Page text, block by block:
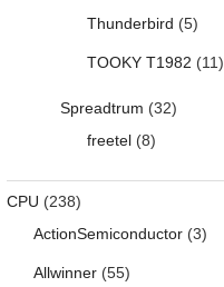
Thunderbird (5)
TOOKY T1982 (11)
Spreadtrum (32)
freetel(8)
CPU (238)
ActionSemiconductor(3)
Allwinner(55)